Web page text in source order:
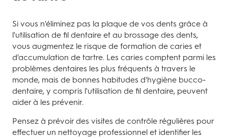
Si vous n'éliminez pas la plaque de vos dents grâce à
l'utilisation de fil dentaire et au brossage des dents,
vous augmentez le risque de formation de caries et
d'accumulation de tartre. Les caries comptent parmi les
problèmes dentaires les plus fréquents à travers le
monde, mais de bonnes habitudes d'hygiène bucco-
dentaire, y compris l'utilisation de fil dentaire, peuvent
aider à les prévenir.
Pensez à prévoir des visites de contrôle régulières pour
effectuer un nettoyage professionnel et identifier les